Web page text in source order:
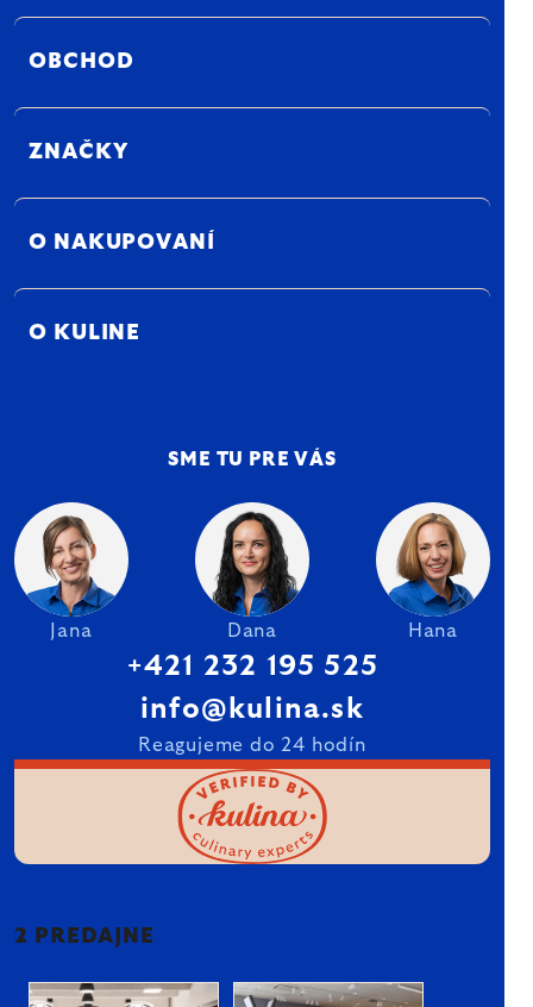
OBCHOD
ZNAČKY
O NAKUPOVANÍ
O KULINE
SME TU PRE VÁS
Jana Dana Hana
+421 232 195 525
info@kulina.sk
Reagujeme do 24 hodín
2 PREDAJNE